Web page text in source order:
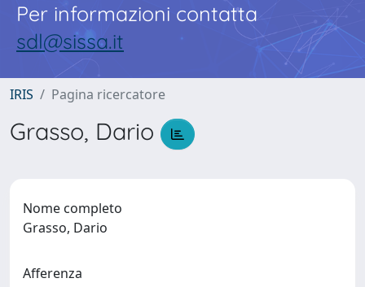
Per informazioni contatta
sdl@sissa.it
IRIS Pagina ricercatore
Grasso, Dario
Nome completo
Grasso, Dario
Afferenza